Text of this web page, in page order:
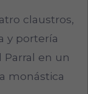
claustros,
y portería
Parral en un
monástica